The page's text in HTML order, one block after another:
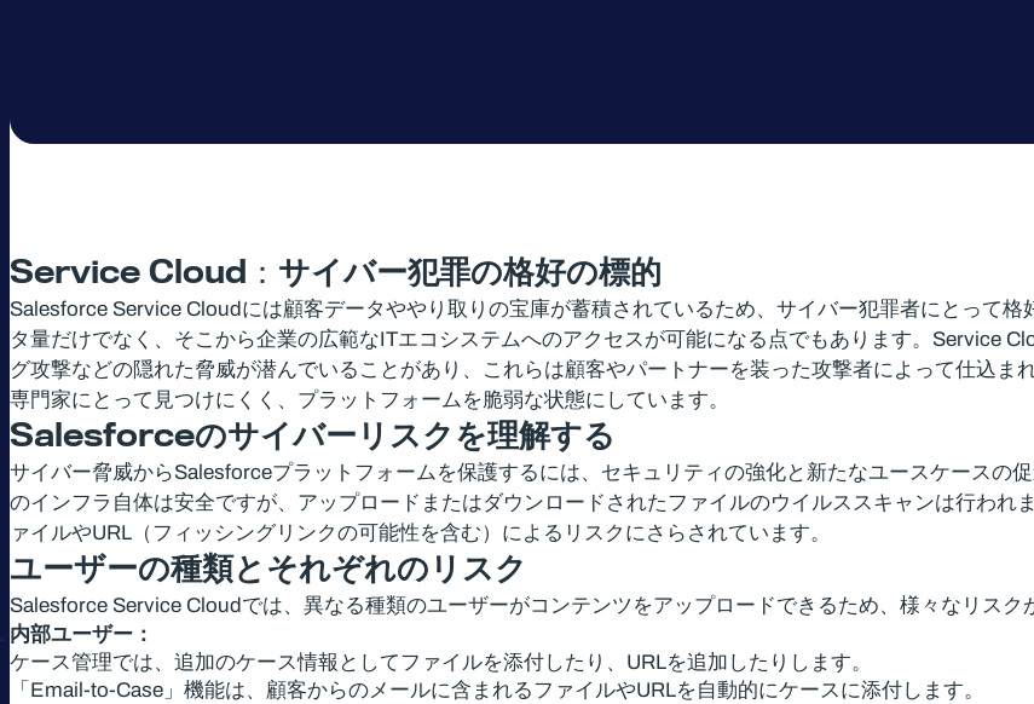
Service Cloud： サイバー犯罪の格好の標的
Salesforce Service Cloudには顧客データややり取りの宝庫が蓄積されているため、サイバー犯罪者にとって
タ量だけでなく、そこから企業の広範なITエコシステムへのアクセスが可能になる点でもあります。Service
グ攻撃などの隠れた脅威が潜んでいることがあり、これらは顧客やパートナーを装った攻撃者によって仕込
専門家にとって見つけにくく、プラットフォームを脆弱な状態にしています。
Salesforceのサイバーリスクを理解する
サイバー脅威からSalesforceプラットフォームを保護するには、セキュリティの強化と新たなユースケースの
のインフラ自体は安全ですが、アップロードまたはダウンロードされたファイルのウイルススキャンは行われ
ァイルやURL（フィッシングリンクの可能性を含む）によるリスクにさらされています。
ユーザーの種類とそれぞれのリスク
Salesforce Service Cloudでは、異なる種類のユーザーがコンテンツをアップロードできるため、様々なリスク
内部ユーザー：
ケース管理では、追加のケース情報としてファイルを添付したり、URLを追加したりします。
「Email-to-Case」機能は、顧客からのメールに含まれるファイルやURLを自動的にケースに添付します。